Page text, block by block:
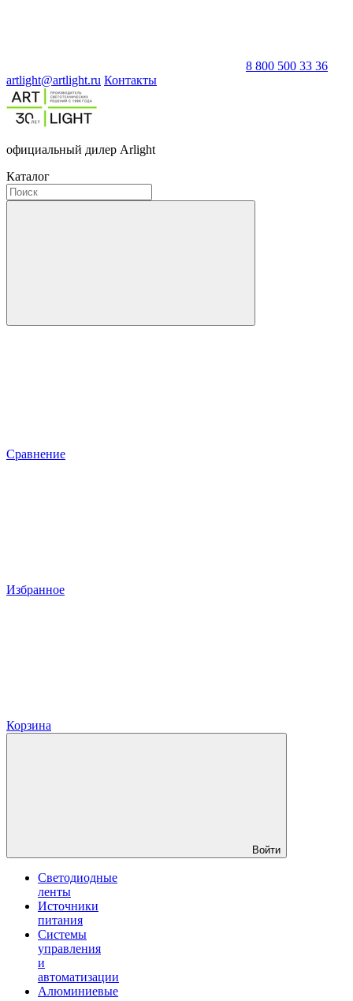
8 800 500 33 36
artlight@artlight.ru Контакты
официальный дилер Arlight
Каталог
Сравнение
Избранное
Корзина
Войти
Светодиодные
ленты
Источники
питания
Системы
управления
и
автоматизации
Алюминиевые